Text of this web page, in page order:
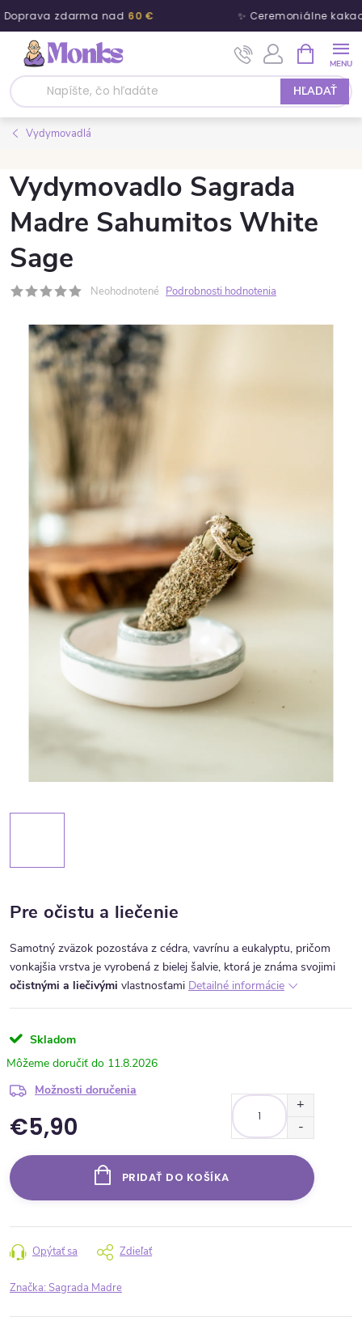
zdarma nad60 € ✨ Ceremoniálne
Prejsť na obsah
HĽADAŤ
Vydymovadlá
Vydymovadlo Sagrada
Madre Sahumitos White
Sage
Neohodnotené Podrobnosti hodnotenia
Pre očistu a liečenie
Samotný zväzok pozostáva z cédra, vavrínu a eukalyptu, pričom
vonkajšia vrstva je vyrobená z bielej šalvie, ktorá je známa svojimi
očistnými a liečivými vlastnosťami Detailné informácie
Skladom
11.8.2026
Možnosti doručenia
€5,90
PRIDAŤ DO KOŠÍKA
Opýtať sa Zdieľať
Značka: Sagrada Madre